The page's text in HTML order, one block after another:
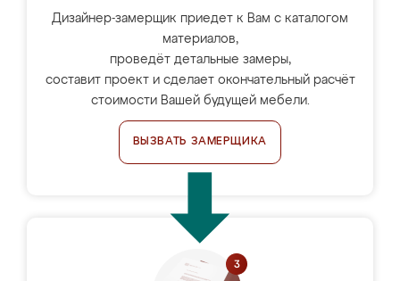
Дизайнер-замерщик приедет к Вам с каталогом
материалов,
проведёт детальные замеры,
составит проект и сделает окончательный расчёт
стоимости Вашей будущей мебели.
ВЫЗВАТЬ ЗАМЕРЩИКА